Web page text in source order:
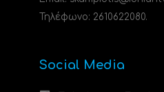
Τηλέφωνο: 2610622080.
Social Media